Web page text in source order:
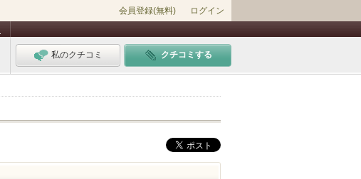
会員登録(無料) ログイン
私のクチコミ クチコミする